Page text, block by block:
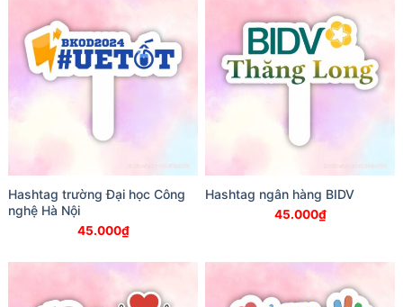
Hashtag trường Đại học Công
nghệ Hà Nội
45.000₫
Hashtag ngân hàng BIDV
45.000₫